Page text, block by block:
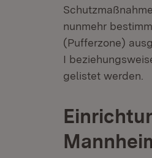
nunmehr
(Pufferzone)
I
gelistet werden.